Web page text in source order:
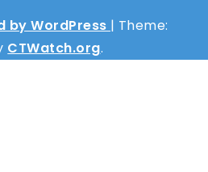
by WordPress | Theme:
CTWatch.org.